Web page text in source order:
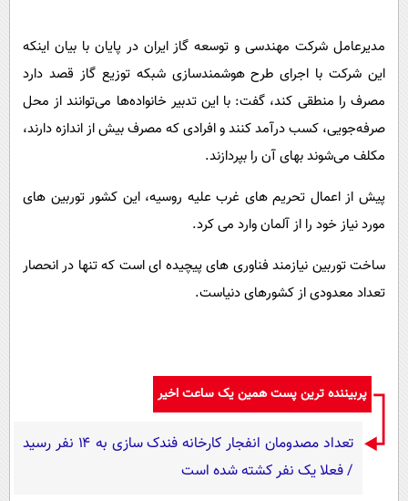
مدیرعامل شرکت مهندسی و توسعه گاز ایران در پایان با بیان اینکه
این شرکت با اجرای طرح هوشمندسازی شبکه توزیع گاز قصد دارد
مصرف را منطقی کند، گفت: با این تدبیر خانواده‌ها می‌توانند از محل
صرفه‌جویی، کسب درآمد کنند و افرادی که مصرف بیش از اندازه دارند،
مکلف می‌شوند بهای آن را بپردازند.
پیش از اعمال تحریم های غرب علیه روسیه، این کشور توربین های
مورد نیاز خود را از آلمان وارد می کرد.
ساخت توربین نیازمند فناوری های پیچیده ای است که تنها در انحصار
تعداد معدودی از کشورهای دنیاست.
پربیننده ترین پست همین یک ساعت اخیر
تعداد مصدومان انفجار کارخانه فندک سازی به ۱۴ نفر رسید
/ فعلا یک نفر کشته شده است